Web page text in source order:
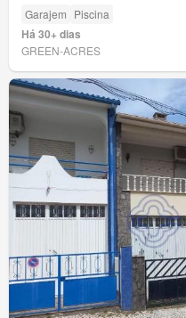
Garajem Piscina
Há 30+ dias
GREEN-ACRES